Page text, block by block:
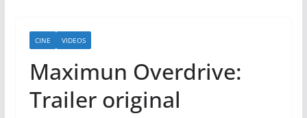
CINE VIDEOS
Maximun Overdrive:
Trailer original